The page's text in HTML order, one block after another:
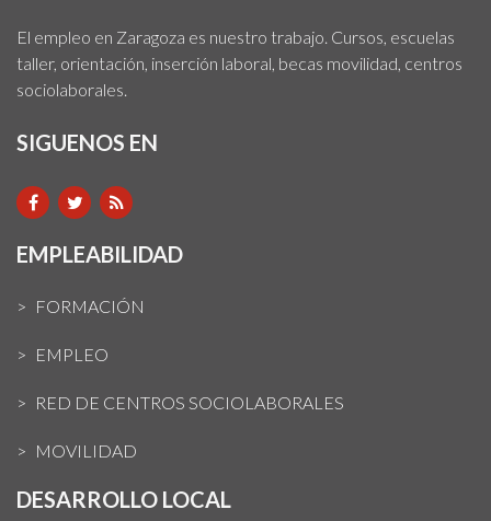
El empleo en Zaragoza es nuestro trabajo. Cursos, escuelas
taller, orientación, inserción laboral, becas movilidad, centros
sociolaborales.
SIGUENOS EN
EMPLEABILIDAD
FORMACIÓN
EMPLEO
RED DE CENTROS SOCIOLABORALES
MOVILIDAD
DESARROLLO LOCAL